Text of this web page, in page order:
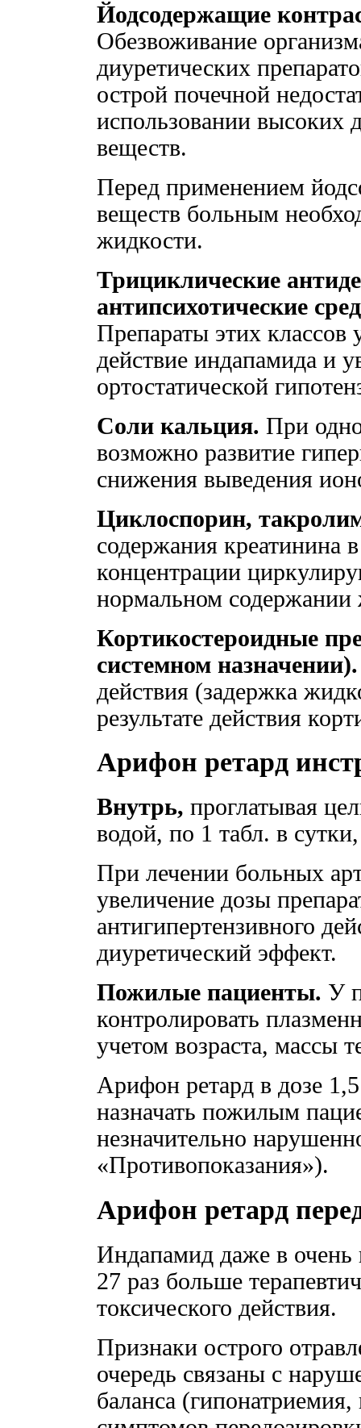
Йодсодержащие
Обезвоживание
диуретических
острой почечной
использовании высоких
веществ.
Перед применением
веществ больным
жидкости.
Трициклические
антипсихотические
Препараты этих классов
действие индапамида и
ортостатической
Соли кальция. При
возможно развитие
снижения выведения
Циклоспорин,
содержания креатинина
концентрации
нормальном содержании
Кортикостероидные
системном назначении).
действия (задержка
результате действия
Арифон ретард
Внутрь, проглатывая
водой, по 1 табл. в
При лечении больных
увеличение дозы
антигипертензивного
диуретический эффект.
Пожилые пациенты. У
контролировать
учетом возраста, массы
Арифон ретард в дозе
назначать пожилым
незначительно
«Противопоказания»).
Арифон ретард
Индапамид даже в очень
27 раз больше
токсического действия.
Признаки острого
очередь связаны с
баланса